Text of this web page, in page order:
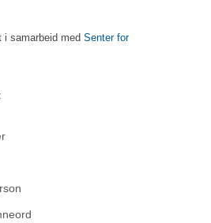
i samarbeid med Senter for